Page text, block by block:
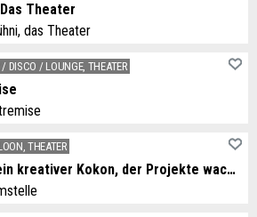
Theater
das Theater
DISCO / LOUNGE, THEATER
THEATER
Salon – ein kreativer Kokon, der Projekte wachsen lässt